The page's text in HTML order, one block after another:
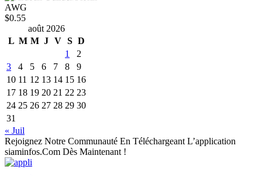
AWG
$0.55
août 2026
L M M J V S D
1
2
3
4 5 6 7 8
9
10 11 12 13 14 15 16
17 18 19 20 21 22 23
24 25 26 27 28 29 30
31
« Juil
Rejoignez Notre Communauté En Téléchargeant L’application
siaminfos.Com Dès Maintenant !